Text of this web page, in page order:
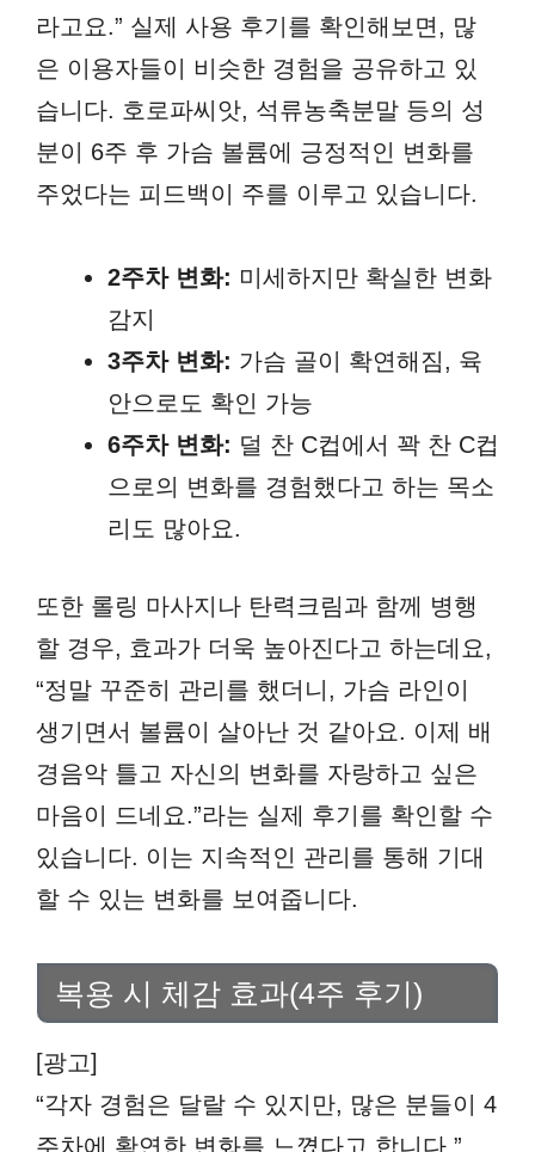
라고요.” 실제 사용 후기를 확인해보면, 많
은 이용자들이 비슷한 경험을 공유하고 있
습니다. 호로파씨앗, 석류농축분말 등의 성
분이 6주 후 가슴 볼륨에 긍정적인 변화를
주었다는 피드백이 주를 이루고 있습니다.
2주차 변화: 미세하지만 확실한 변화
감지
3주차 변화: 가슴 골이 확연해짐, 육
안으로도 확인 가능
6주차 변화: 덜 찬 C컵에서 꽉 찬 C컵
으로의 변화를 경험했다고 하는 목소
리도 많아요.
또한 롤링 마사지나 탄력크림과 함께 병행
할 경우, 효과가 더욱 높아진다고 하는데요,
“정말 꾸준히 관리를 했더니, 가슴 라인이
생기면서 볼륨이 살아난 것 같아요. 이제 배
경음악 틀고 자신의 변화를 자랑하고 싶은
마음이 드네요.”라는 실제 후기를 확인할 수
있습니다. 이는 지속적인 관리를 통해 기대
할 수 있는 변화를 보여줍니다.
복용 시 체감 효과(4주 후기)
[광고]
“각자 경험은 달랄 수 있지만, 많은 분들이 4
주차에 확연한 변화를 느꼈다고 합니다.”